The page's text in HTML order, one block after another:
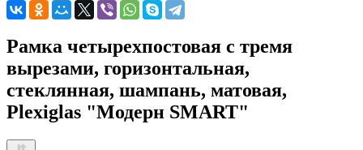
Рамка четырехпостовая с тремя
вырезами, горизонтальная,
стеклянная, шампань, матовая,
Plexiglas "Модерн SMART"